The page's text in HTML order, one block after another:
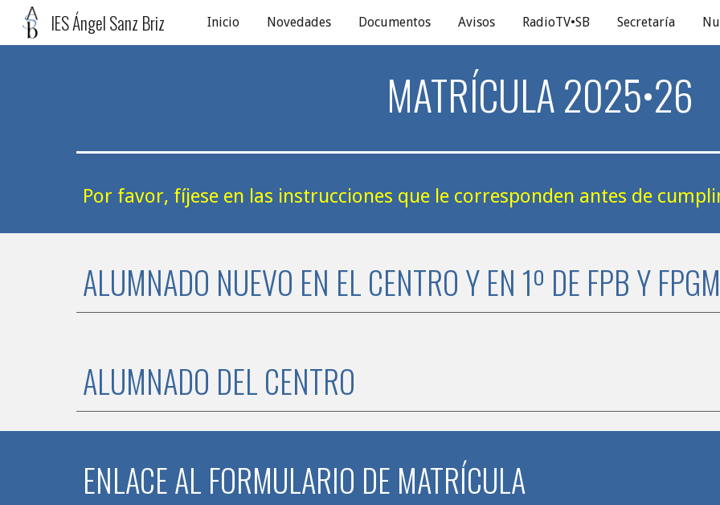
Skip to main content Skip to
IES Ángel Sanz Briz Inicio Novedades Documentos Avisos RadioTV•SB Secretaría
MATRÍCULA 2025•26
Por favor, fíjese en las instrucciones que le corresponden antes de
ALUMNADO NUEVO EN EL CENTRO Y EN 1º DE FPB YFPGM
ALUMNADO DEL CENTRO
ENLACE AL FORMULARIO DE MATRÍCULA